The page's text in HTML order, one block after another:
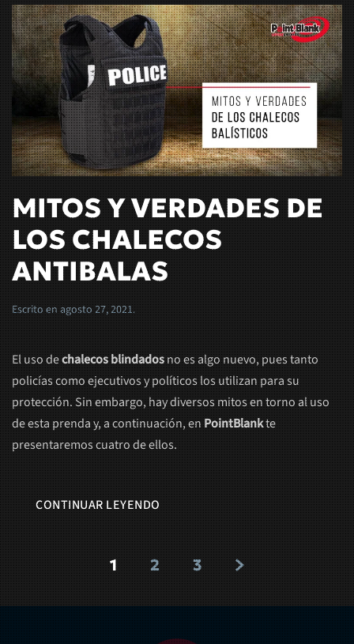
MITOS Y VERDADES DE
LOS CHALECOS
ANTIBALAS
Escrito en agosto 27, 2021.
El uso dechalecos blindadosno es algo nuevo, pues tanto
policías como ejecutivos y políticos los utilizan para su
protección. Sin embargo, hay diversos mitos en torno al uso
de esta prenda y, a continuación, en PointBlankte
presentaremos cuatro de ellos.
CONTINUAR LEYENDO
1 2 3